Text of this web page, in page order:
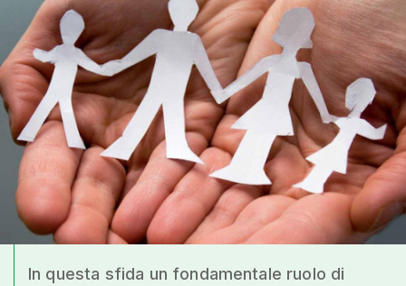
In questa sfida un fondamentale ruolo di